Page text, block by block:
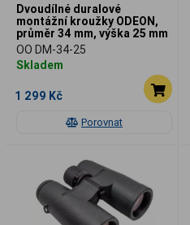
Porovnat
Dvoudílné duralové
montážní kroužky ODEON,
průměr 34 mm, výška 25 mm
OO DM-34-25
Skladem
1 299 Kč